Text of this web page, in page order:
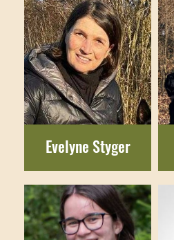
Evelyne Styger